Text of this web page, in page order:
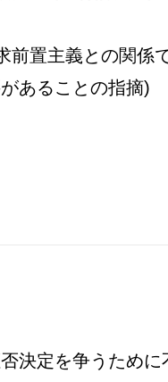
主義との関係で
あることの指摘)
決定を争うために